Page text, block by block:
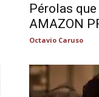
Pérolas
AMAZON
Octavio Caruso